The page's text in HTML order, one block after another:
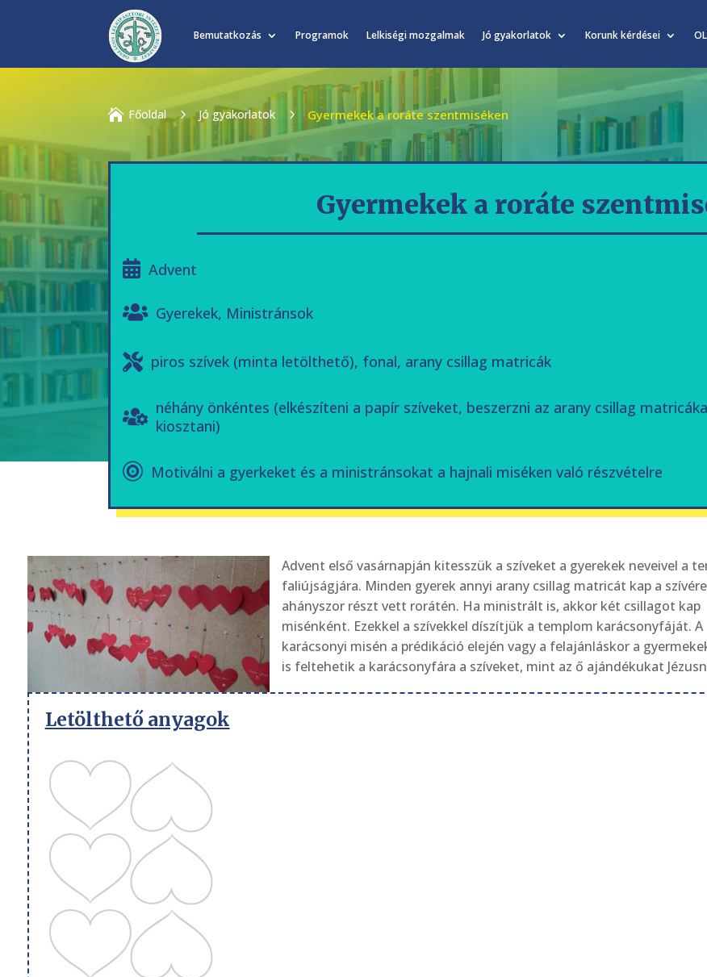
Bemutatkozás Programok Lelkiségi mozgalmak Jó gyakorlatok Korunk kérdései
 Főoldal 5 Jó gyakorlatok 5 Gyermekek a roráte szentmiséken
Gyermekek a roráte
Advent
Gyerekek, Ministránsok
piros szívek (minta letölthető), fonal, arany csillag matricák
néhány önkéntes (elkészíteni a papír szíveket, beszerzni az arany csillag
kiosztani)
Motiválni a gyerkeket és a ministránsokat a hajnali miséken való részvételre
Advent első vasárnapján kitesszük a szíveket a gyerekek neveivel a
faliújságjára. Minden gyerek annyi arany csillag matricát kap a
ahányszor részt vett rorátén. Ha ministrált is, akkor két csillagot kap
misénként. Ezekkel a szívekkel díszítjük a templom karácsonyfáját. A
karácsonyi misén a prédikáció elején vagy a felajánláskor a
is feltehetik a karácsonyfára a szíveket, mint az ő ajándékukat
Letölthető anyagok